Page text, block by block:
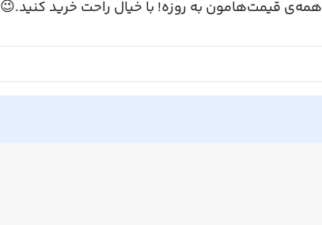
همه‌ی قیمت‌هامون به روزه! با خیال راحت خرید کنید.😉